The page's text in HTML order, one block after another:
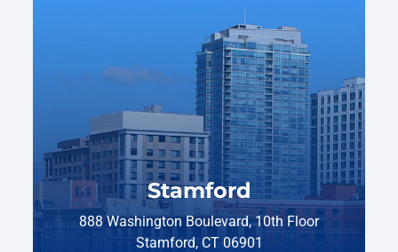
Stamford
888 Washington Boulevard, 10th Floor
Stamford, CT 06901